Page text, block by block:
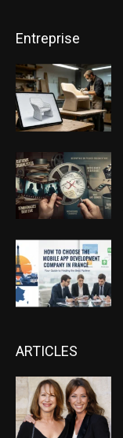
Entreprise
ARTICLES